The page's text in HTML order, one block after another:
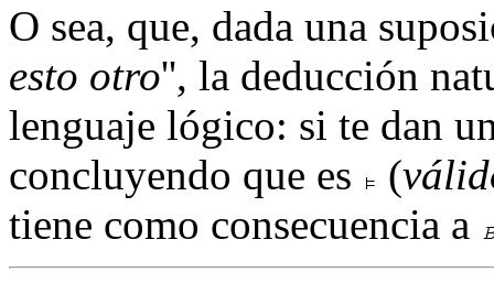
O sea, que, dada una
esto otro'', la deducción
lenguaje lógico: si te dan
concluyendo que es
(
tiene como consecuencia a